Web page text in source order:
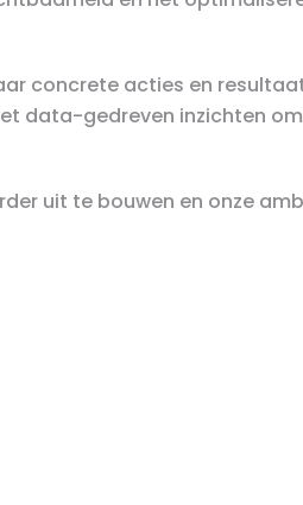
concrete acties en
data-gedreven inzichten
uit te bouwen en onze